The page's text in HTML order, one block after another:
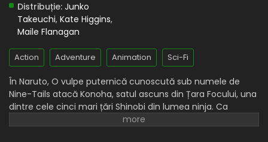
Naruto – Sezonul 1 Episodul 25 – A 10-a
întrebare: Totul sau nimic
Naruto – Sezonul 1 Episodul 24 – Examenul
Chunin începe
Eps 24 - Examenul Chunin începe - 25 July, 2025
Naruto – Sezonul 1 Episodul 23 – Genin lovit: Toți
cei nouă începători se luptă
Distribuție: Junko
Takeuchi, Kate Higgins,
Maile Flanagan
Action Adventure Animation Sci-Fi
În Naruto, O vulpe puternică cunoscută sub numele de
Nine-Tails atacă Konoha, satul ascuns din Țara Focului, una
dintre cele cinci mari țări Shinobi din lumea ninja. Ca
răspuns, liderul Konoha și al patrulea Hokage, Minato